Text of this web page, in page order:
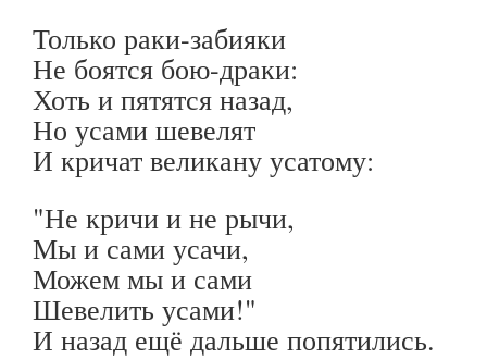
Только раки-забияки
Не боятся бою-драки:
Хоть и пятятся назад,
Но усами шевелят
И кричат великану усатому:
"Не кричи и не рычи,
Мы и сами усачи,
Можем мы и сами
Шевелить усами!"
И назад ещё дальше попятились.